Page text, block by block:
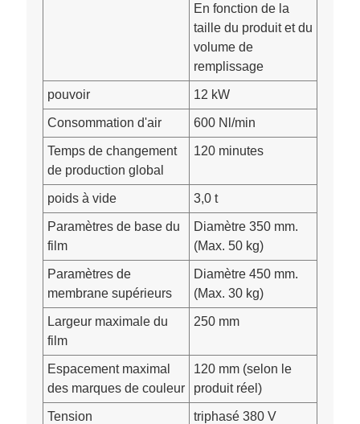
En fonction de la
taille du produit et du
volume de
remplissage
pouvoir 12 kW
Consommation d'air 600 Nl/min
Temps de changement
de production global
120 minutes
poids à vide 3,0 t
Paramètres de base du
film
Diamètre 350 mm.
(Max. 50 kg)
Paramètres de
membrane supérieurs
Diamètre 450 mm.
(Max. 30 kg)
Largeur maximale du
film
250 mm
Espacement maximal
des marques de couleur
120 mm (selon le
produit réel)
Tension triphasé 380 V